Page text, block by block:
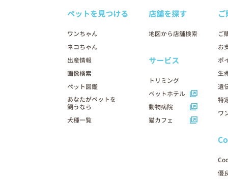
ペットを見つける
ワンちゃん
ネコちゃん
出産情報
画像検索
ペット図鑑
あなたがペットを
飼うなら
犬種一覧
店舗を探す
地図から店舗検索
サービス
トリミング
ペットホテル
動物病院
猫カフェ
ご
お
ポ
生
遺
特
ワ
優